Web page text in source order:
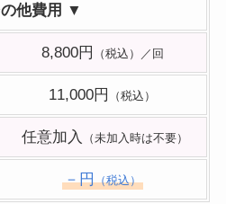
他費用 ▼
8,800円 （税込）／回
11,000円 （税込）
任意加入 （未加入時は不要）
－円（税込）